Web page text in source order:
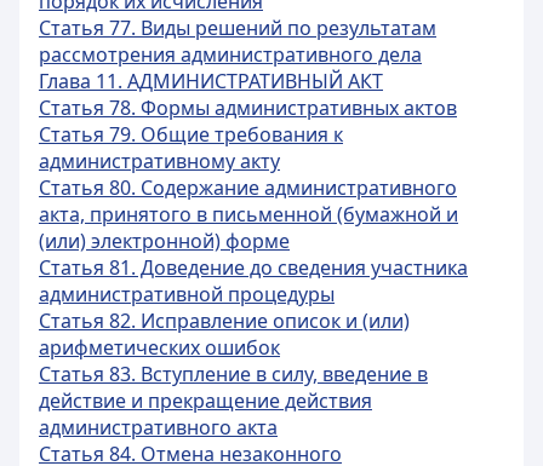
Статья 77. Виды решений по результатам
рассмотрения административного дела
Глава 11. АДМИНИСТРАТИВНЫЙ АКТ
Статья 78. Формы административных актов
Статья 79. Общие требования к
административному акту
Статья 80. Содержание административного
акта, принятого в письменной (бумажной и
(или) электронной) форме
Статья 81. Доведение до сведения участника
административной процедуры
Статья 82. Исправление описок и (или)
арифметических ошибок
Статья 83. Вступление в силу, введение в
действие и прекращение действия
административного акта
Статья 84. Отмена незаконного